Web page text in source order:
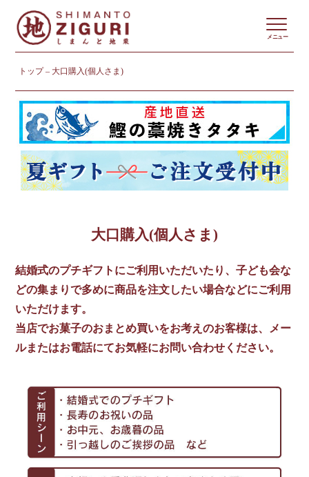
トップ 大口購入(個人さま)
メニュー
大口購入(個人さま)
結婚式のプチギフトにご利用いただいたり、子ども会な
どの集まりで多めに商品を注文したい場合などにご利用
いただけます。
当店でお菓子のおまとめ買いをお考えのお客様は、メー
ルまたはお電話にてお気軽にお問い合わせください。